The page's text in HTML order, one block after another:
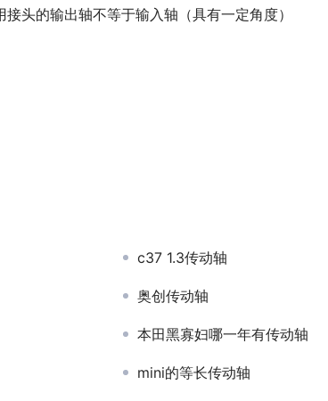
头的输出轴不等于输入轴（具有一定角度）
c37 1.3传动轴
奥创传动轴
本田黑寡妇哪一年有传动轴
mini的等长传动轴